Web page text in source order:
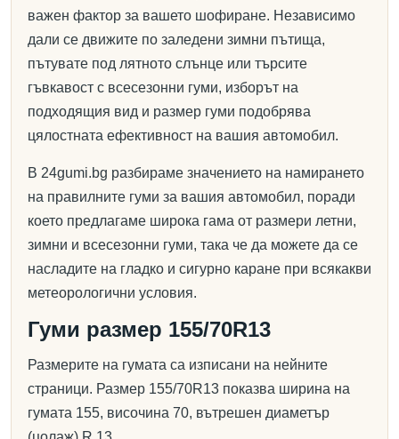
важен фактор за вашето шофиране. Независимо
дали се движите по заледени зимни пътища,
пътувате под лятното слънце или търсите
гъвкавост с всесезонни гуми, изборът на
подходящия вид и размер гуми подобрява
цялостната ефективност на вашия автомобил.
В 24gumi.bg разбираме значението на намирането
на правилните гуми за вашия автомобил, поради
което предлагаме широка гама от размери летни,
зимни и всесезонни гуми, така че да можете да се
насладите на гладко и сигурно каране при всякакви
метеорологични условия.
Гуми размер 155/70R13
Размерите на гумата са изписани на нейните
страници. Размер 155/70R13 показва ширина на
гумата 155, височина 70, вътрешен диаметър